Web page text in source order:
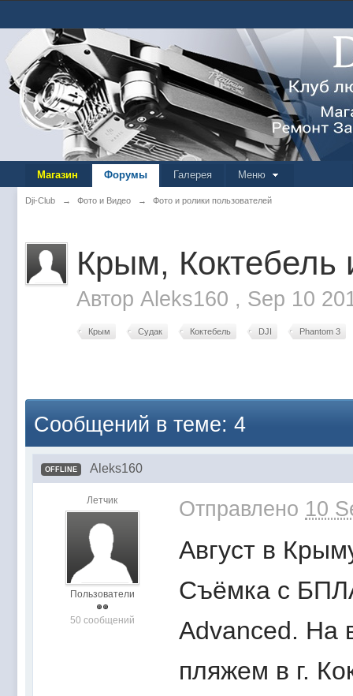
Магазин Форумы Галерея Меню
Dji-Club → Фото и Видео → Фото и ролики пользователей
Крым, Коктебель
Автор Aleks160 , Sep 10
Крым Судак Коктебель DJI Phantom 3
Сообщений в теме: 4
OFFLINE Aleks160
Летчик
Пользователи
50 сообщений
Отправлено 10
Август в
Съёмка с
Advanced. На
пляжем в г.